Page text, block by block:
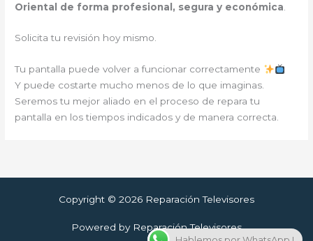
Oriental de forma profesional, segura y económica
Solicita tu revisión hoy mismo.
Tu pantalla puede volver a funcionar correctamente
Y puede costarte mucho menos de lo que imaginas.
Seremos tu mejor aliado en el proceso de repara tu
pantalla en los tiempos indicados y de manera correcta.
Copyright © 2026 Reparación Televisores
Powered by Reparación Televisores